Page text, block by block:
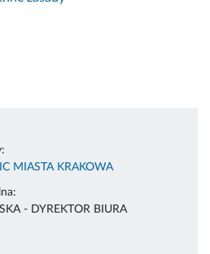
MIASTA KRAKOWA
- DYREKTOR BIURA